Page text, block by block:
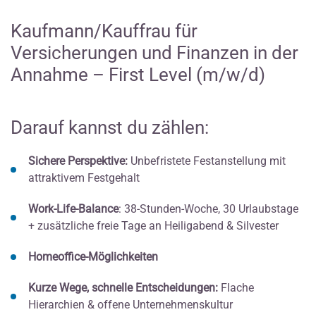
Kaufmann/Kauffrau für
Versicherungen und Finanzen in der
Annahme – First Level (m/w/d)
Darauf kannst du zählen:
Sichere Perspektive: Unbefristete Festanstellung mit
attraktivem Festgehalt
Work-Life-Balance: 38-Stunden-Woche, 30 Urlaubstage
+ zusätzliche freie Tage an Heiligabend & Silvester
Homeoffice-Möglichkeiten
Kurze Wege, schnelle Entscheidungen: Flache
Hierarchien & offene Unternehmenskultur